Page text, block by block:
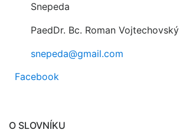
Snepeda
PaedDr. Bc. Roman Vojtechovský
snepeda@gmail.com
Facebook
O SLOVNÍKU